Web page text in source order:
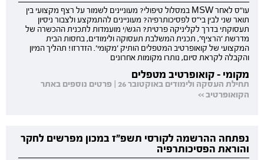
עו"ס לאחר MSW במסלול טיפולי? מעוניינים לשמור על רצף מקצועי בין
תואר שני לבין בי"ס לפסיכותרפיה? מעוניינים להתמקצע ולצבור ניסיון
תעסוקתי בדרך לקליניקה פרטית? הגש/י מועמדות לתכנית ההכשרה של
מדרשת 'הרציף', תכנית המשלבת תעסוקה ולימודים, בחסות הבית
המקצועי של קואופרטיב המטפלים הותיק 'מקומי'. הזדרזו! תהליך המיון
והקבלה לקראת סיום, נותרו מקומות אחרונים
מקומי - קואופרטיב מטפלים
תחילת העסקה ולימודים באוקטובר 26 | פרטים נוספים באתר
הקואופרטיב >>
נפתחה ההרשמה לקורסי תשפ"ז במכון מפרשים לחקר
והוראת הפסיכותרפיה